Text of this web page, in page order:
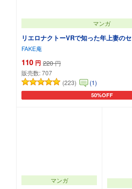
マンガ
リエロナクトーVRで知った年上妻の
FAKE庵
110 円 220 円
販売数:707
(223)
(1)
50%OFF
カートに追加
マンガ